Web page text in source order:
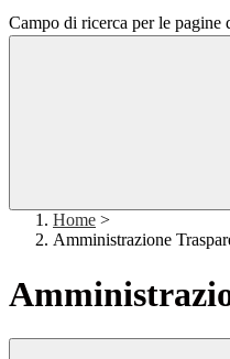
Campo di ricerca per le pagine
Home >
Amministrazione